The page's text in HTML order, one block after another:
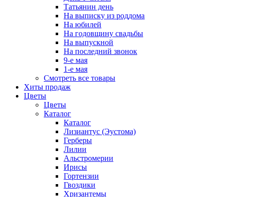
Татьянин день
На выписку из роддома
На юбилей
На годовщину свадьбы
На выпускной
На последний звонок
9-е мая
1-е мая
Смотреть все товары
Хиты продаж
Цветы
Цветы
Каталог
Каталог
Лизиантус (Эустома)
Герберы
Лилии
Альстромерии
Ирисы
Гортензии
Гвоздики
Хризантемы